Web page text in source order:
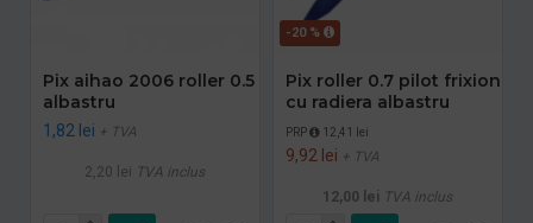
Pix aihao 2006 roller 0.5
albastru
1,82 lei + TVA
2,20 lei TVA inclus
-20 %
Pix roller 0.7 pilot frixion
cu radiera albastru
PRP 12,41 lei
9,92 lei + TVA
12,00 lei TVA inclus